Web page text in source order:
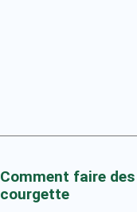
Comment faire
courgette